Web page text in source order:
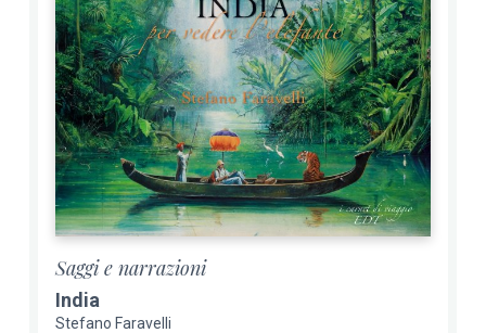
Saggi e narrazioni
India
Stefano Faravelli